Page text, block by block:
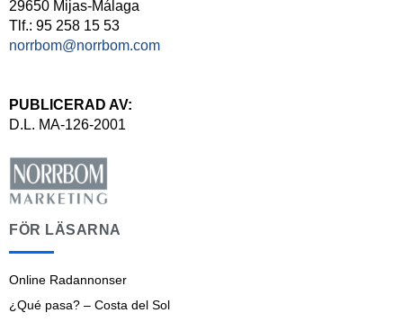
29650 Mijas-Málaga
Tlf.: 95 258 15 53
norrbom@norrbom.com
PUBLICERAD AV:
D.L. MA-126-2001
FÖR LÄSARNA
Online Radannonser
¿Qué pasa? – Costa del Sol